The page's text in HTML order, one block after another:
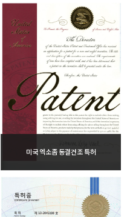
미국 엑소좀 동결건조 특허